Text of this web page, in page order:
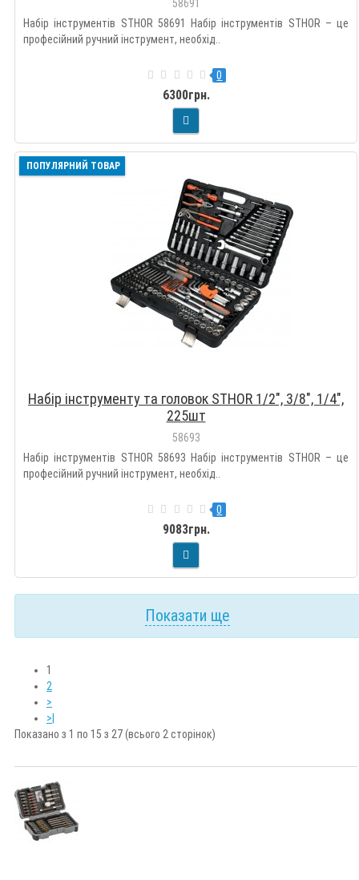
58691
Набір інструментів STHOR 58691 Набір інструментів STHOR – це
професійний ручний інструмент, необхід..
0
6300грн.
ПОПУЛЯРНИЙ ТОВАР
Набір інструменту та головок STHOR 1/2", 3/8", 1/4",
225шт
58693
Набір інструментів STHOR 58693 Набір інструментів STHOR – це
професійний ручний інструмент, необхід..
0
9083грн.
Показати ще
1
2
>
>|
Показано з 1 по 15 з 27 (всього 2 сторінок)